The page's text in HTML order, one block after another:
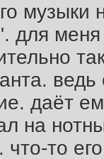
музыки
для
ведь
даёт
на
то